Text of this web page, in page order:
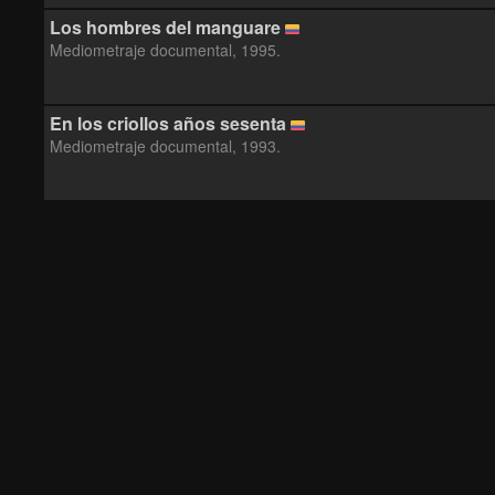
Los hombres del manguare
Mediometraje documental, 1995.
En los criollos años sesenta
Mediometraje documental, 1993.